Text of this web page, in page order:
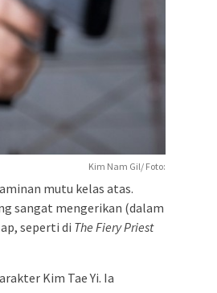
Kim Nam Gil/ Foto:
mutu kelas atas.
sangat mengerikan (dalam
seperti di The Fiery Priest
Kim Tae Yi. Ia